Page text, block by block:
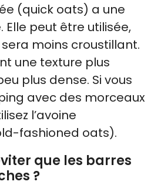
(quick oats) a une
Elle peut être utilisée,
moins croustillant.
une texture plus
plus dense. Si vous
avec des morceaux
l’avoine
fashioned oats).
que les barres
?